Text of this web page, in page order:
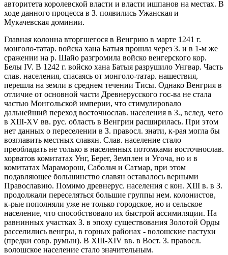
авторитета королевской власти и власти ишпанов на местах. В
ходе данного процесса в З. появились Ужанская и
Мукачевская доминии.
Главная колонна вторгшегося в Венгрию в марте 1241 г.
монголо-татар. войска хана Батыя прошла через З. и в 1-м же
сражении на р. Шайо разгромила войско венгерского кор.
Белы IV. В 1242 г. войско хана Батыя разрушило Унгвар. Часть
слав. населения, спасаясь от монголо-татар. нашествия,
перешла на земли в среднем течении Тисы. Однако Венгрия в
отличие от основной части Древнерусского гос-ва не стала
частью Монгольской империи, что стимулировало
дальнейший переход восточнослав. населения в З., вслед. чего
в XIII-XV вв. рус. область в Венгрии расширилась. При этом
нет данных о переселении в З. правосл. знати, к-рая могла бы
возглавить местных славян. Слав. население стало
преобладать не только в населенных потомками восточнослав.
хорватов комитатах Унг, Берег, Земплен и Угоча, но и в
комитатах Мараморош, Сабольч и Сатмар, при этом
подавляющее большинство славян оставалось верными
Православию. Помимо древнерус. населения с кон. ХIII в. в З.
продолжали переселяться большие группы нем. колонистов,
к-рые пополняли уже не только городское, но и сельское
население, что способствовало их быстрой ассимиляции. На
равнинных участках З. в эпоху существования Золотой Орды
расселились венгры, в горных районах - волошские пастухи
(предки совр. румын). В XIII-XIV вв. в Вост. З. правосл.
волошское население стало значительным.